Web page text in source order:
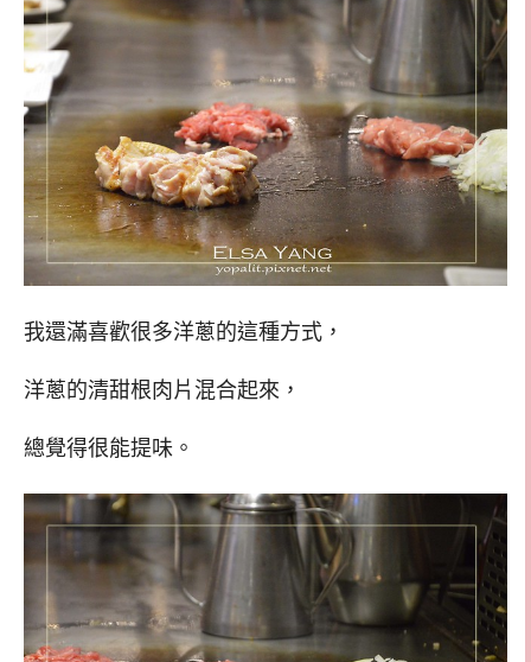
我還滿喜歡很多洋蔥的這種方式，
洋蔥的清甜根肉片混合起來，
總覺得很能提味。